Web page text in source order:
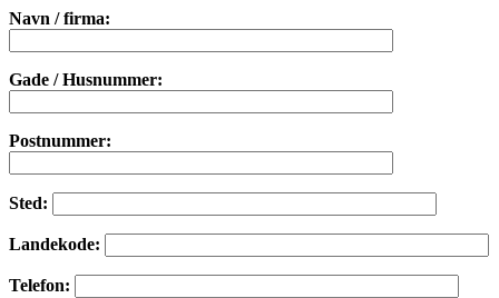
Navn / firma:
Gade / Husnummer:
Postnummer:
Sted:
Landekode:
Telefon: